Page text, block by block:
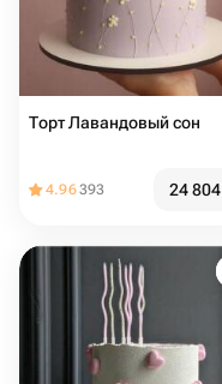
Торт Лавандовый сон
4.96393 24 804